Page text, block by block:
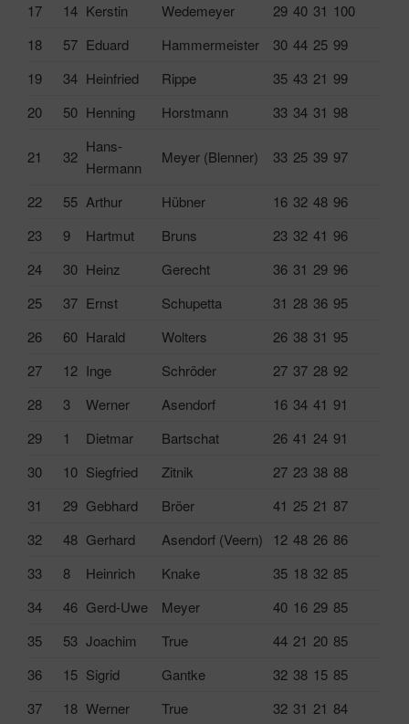
17
14 Kerstin Wedemeyer 29 40 31 100
18
57 Eduard Hammermeister 30 44 25 99
19
34 Heinfried Rippe 35 43 21 99
20
50 Henning Horstmann 33 34 31 98
21 32
Hans-
Hermann
Meyer (Blenner) 33 25 39 97
22 55 Arthur Hübner 16 32 48 96
23
9 Hartmut Bruns 23 32 41 96
24
30 Heinz Gerecht 36 31 29 96
25
37 Ernst Schupetta 31 28 36 95
26
60 Harald Wolters 26 38 31 95
27
12 Inge Schröder 27 37 28 92
28
3 Werner Asendorf 16 34 41 91
29
1 Dietmar Bartschat 26 41 24 91
30
10 Siegfried Zitnik 27 23 38 88
31
29 Gebhard Bröer 41 25 21 87
32
48 Gerhard Asendorf (Veern) 12 48 26 86
33
8 Heinrich Knake 35 18 32 85
34
46 Gerd-Uwe Meyer 40 16 29 85
35
53 Joachim True 44 21 20 85
36
15 Sigrid Gantke 32 38 15 85
37
18 Werner True 32 31 21 84